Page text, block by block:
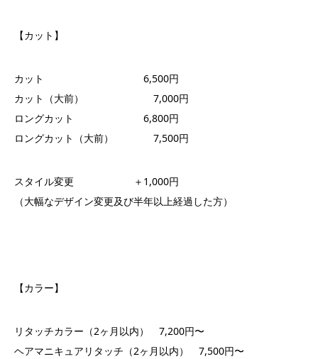
【カット】
カット 6,500円
カット（大前） 7,000円
ロングカット 6,800円
ロングカット（大前） 7,500円
スタイル変更 ＋1,000円
（大幅なデザイン変更及び半年以上経過した方）
【カラー】
リタッチカラー（2ヶ月以内） 7,200円〜
ヘアマニキュアリタッチ（2ヶ月以内） 7,500円〜